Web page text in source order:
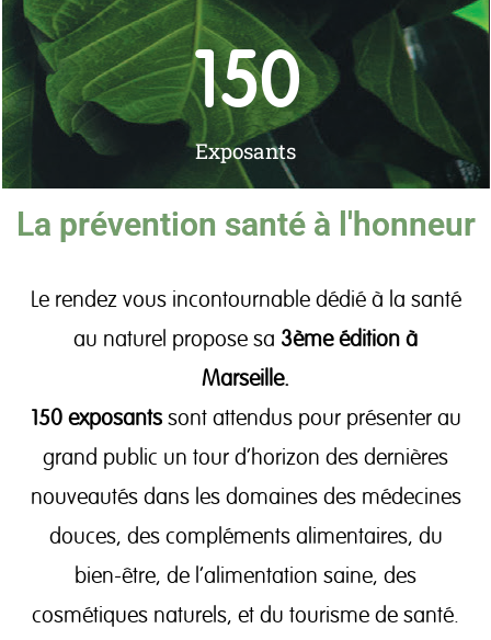
Exposants
150
La prévention santé à l'honneur
Le rendez vous incontournable dédié à la santé
au naturel propose sa 3ème édition à
Marseille.
150 exposantssont attendus pour présenter au
grand public un tour d’horizon des dernières
nouveautés dans les domaines des médecines
douces, des compléments alimentaires, du
bien-être, de l’alimentation saine, des
cosmétiques naturels, et du tourisme de santé.